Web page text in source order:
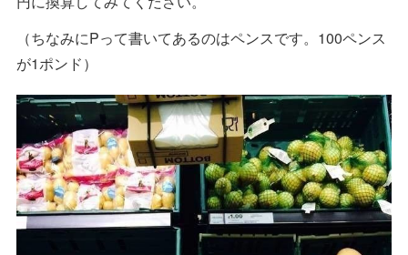
（ちなみにPって書いてあるのはペンスです。100ペンス
が1ポンド）